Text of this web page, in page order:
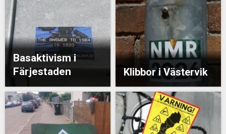
Basaktivism i
Färjestaden
Klibbor i Västervik